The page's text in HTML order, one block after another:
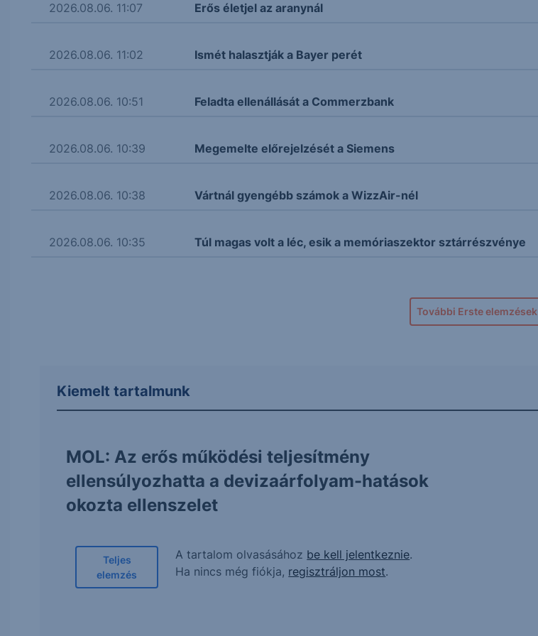
2026.08.06. 11:07 Erős életjel az aranynál
2026.08.06. 11:02 Ismét halasztják a Bayer perét
2026.08.06. 10:51 Feladta ellenállását a Commerzbank
2026.08.06. 10:39 Megemelte előrejelzését a Siemens
2026.08.06. 10:38 Vártnál gyengébb számok a WizzAir-nél
2026.08.06. 10:35 Túl magas volt a léc, esik a memóriaszektor sztárrészvénye
További Erste elemzések
Kiemelt tartalmunk
MOL: Az erős működési teljesítmény
ellensúlyozhatta a devizaárfolyam-hatások
okozta ellenszelet
Teljes
elemzés
A tartalom olvasásához be kell jelentkeznie.
Ha nincs még fiókja, regisztráljon most.